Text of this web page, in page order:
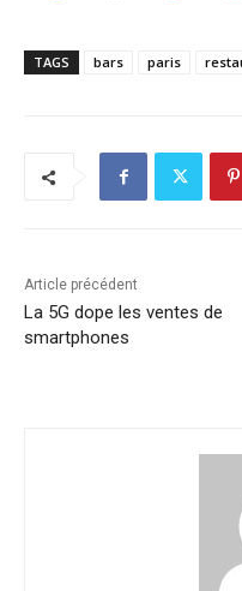
TAGS bars paris
Article précédent
La 5G dope les ventes de
smartphones